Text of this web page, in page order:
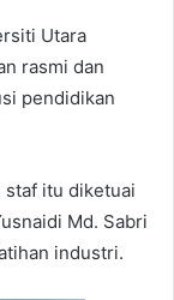
Utara
rasmi dan
pendidikan
staf itu diketuai
Md. Sabri
industri.